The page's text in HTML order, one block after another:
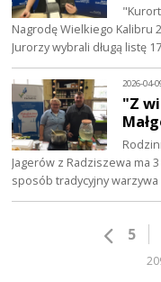
Nagrodę Wielkiego Kalibru
Jurorzy wybrali długą listę
2026-04-
"Z
Jagerów z Radziszewa ma
sposób tradycyjny
5